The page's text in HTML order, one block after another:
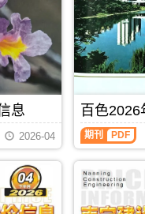
材
参
考
价，
防
城
造
价
信
刊
网
发
布，
南
宁
建
工
程
造
价
信
从
年
息
2026-04
百色
期刊 PDF